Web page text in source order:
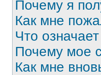
Почему я
Как мне
Что
Почему мое
Как мне